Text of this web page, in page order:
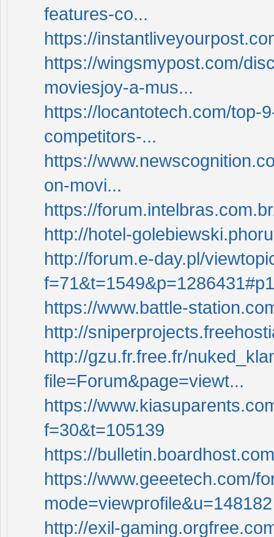
features-co...
https://
https://wingsmypost.com/
moviesjoy-a-mus...
https://locantotech.com/top-
competitors-...
https://
on-movi...
https://
http://hotel-
http://forum.e-day.pl/
https://www.battle-
http://
http://gzu.fr.free.fr/
file=Forum&page=viewt...
https://
f=30&t=105139
https://
https://www.geeetech.com/
mode=viewprofile&u=148182
http://exil-